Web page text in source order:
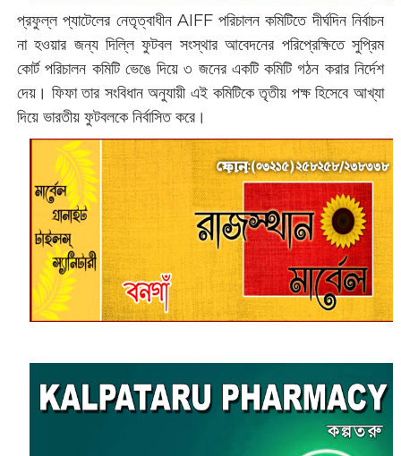
প্রফুল্ল প্যাটেলের নেতৃত্বাধীন AIFF পরিচালন কমিটিতে দীর্ঘদিন নির্বাচন
না হ‌ওয়ার জন্য দিল্লি ফুটবল সংস্থার আবেদনের পরিপ্রেক্ষিতে সুপ্রিম
কোর্ট পরিচালন কমিটি ভেঙে দিয়ে ৩ জনের একটি কমিটি গঠন করার নির্দেশ
দেয়। ফিফা তার সংবিধান অনুযায়ী এই কমিটিকে তৃতীয় পক্ষ হিসেবে আখ্যা
দিয়ে ভারতীয় ফুটবলকে নির্বাসিত করে।